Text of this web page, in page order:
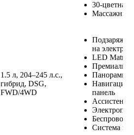
30-цветная
Массажные
1.5 л, 204–245 л.с.,
гибрид, DSG,
FWD/4WD
на
LED
Навигация,
панель
Система